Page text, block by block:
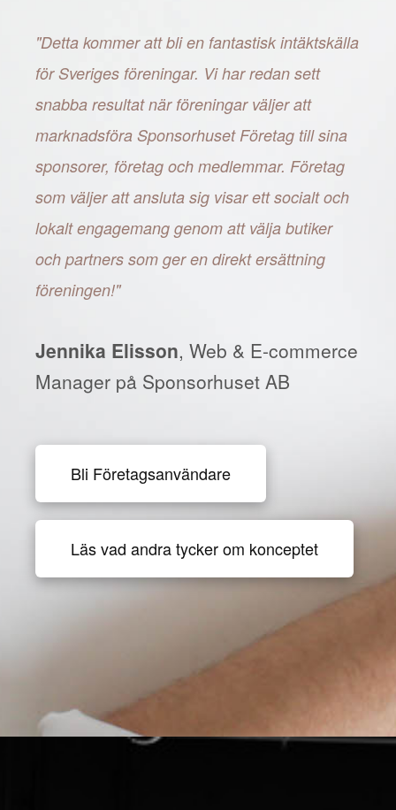
"Detta kommer att bli en fantastisk intäktskälla
för Sveriges föreningar. Vi har redan sett
snabba resultat när föreningar väljer att
marknadsföra Sponsorhuset Företag till sina
sponsorer, företag och medlemmar. Företag
som väljer att ansluta sig visar ett socialt och
lokalt engagemang genom att välja butiker
och partners som ger en direkt ersättning
föreningen!"
Jennika Elisson, Web & E-commerce
Manager på Sponsorhuset AB
Bli Företagsanvändare
Läs vad andra tycker om konceptet